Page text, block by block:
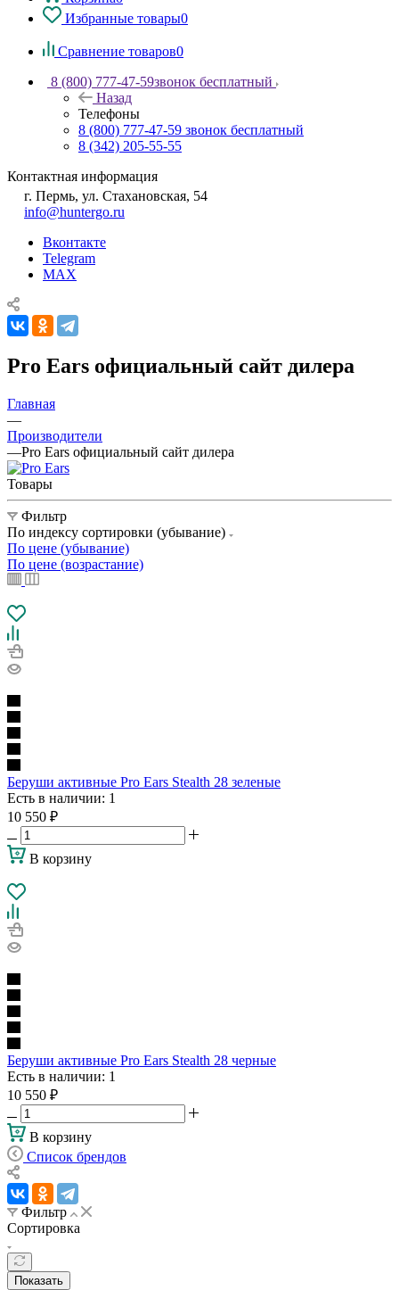
Избранные товары0
Сравнение товаров0
8 (800) 777-47-59звонок бесплатный
Назад
Телефоны
8 (800) 777-47-59 звонок бесплатный
8 (342) 205-55-55
Контактная информация
г. Пермь, ул. Стахановская, 54
info@huntergo.ru
Вконтакте
Telegram
MAX
Pro Ears официальный сайт дилера
Главная
—
Производители
—Pro Ears официальный сайт дилера
Товары
Фильтр
По индексу сортировки (убывание)
По цене (убывание)
По цене (возрастание)
Беруши активные Pro Ears Stealth 28 зеленые
Есть в наличии: 1
10 550 ₽
В корзину
Беруши активные Pro Ears Stealth 28 черные
Есть в наличии: 1
10 550 ₽
В корзину
Список брендов
Фильтр
Сортировка
Показать